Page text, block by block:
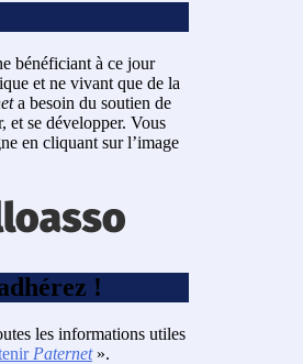
bénéficiant à ce jour
et ne vivant que de la
a besoin du soutien de
et se développer. Vous
en cliquant sur l’image
!
les informations utiles
Paternet».